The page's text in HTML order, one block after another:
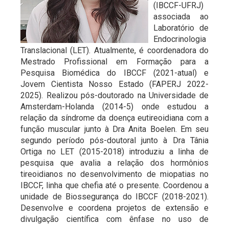
(IBCCF-UFRJ)
associada ao
Laboratório de
Endocrinologia
Translacional (LET). Atualmente, é coordenadora do
Mestrado Profissional em Formação para a
Pesquisa Biomédica do IBCCF (2021-atual) e
Jovem Cientista Nosso Estado (FAPERJ 2022-
2025). Realizou pós-doutorado na Universidade de
Amsterdam-Holanda (2014-5) onde estudou a
relação da síndrome da doença eutireoidiana com a
função muscular junto à Dra Anita Boelen. Em seu
segundo período pós-doutoral junto à Dra Tânia
Ortiga no LET (2015-2018) introduziu a linha de
pesquisa que avalia a relação dos hormônios
tireoidianos no desenvolvimento de miopatias no
IBCCF, linha que chefia até o presente. Coordenou a
unidade de Biossegurança do IBCCF (2018-2021).
Desenvolve e coordena projetos de extensão e
divulgação científica com ênfase no uso de